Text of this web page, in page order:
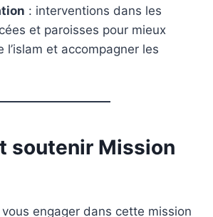
: interventions dans les
et paroisses pour mieux
l’islam et accompagner les
soutenir Mission
engager dans cette mission